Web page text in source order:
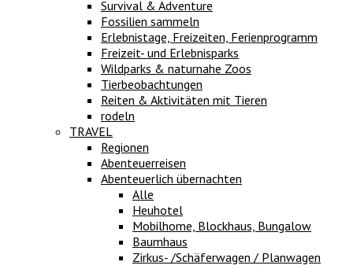
Survival & Adventure
Fossilien sammeln
Erlebnistage, Freizeiten, Ferienprogramm
Freizeit- und Erlebnisparks
Wildparks & naturnahe Zoos
Tierbeobachtungen
Reiten & Aktivitäten mit Tieren
rodeln
TRAVEL
Regionen
Abenteuerreisen
Abenteuerlich übernachten
Alle
Heuhotel
Mobilhome, Blockhaus, Bungalow
Baumhaus
Zirkus- /Schäferwagen / Planwagen